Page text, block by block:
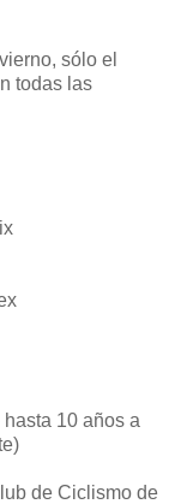
sólo el
todas las
10 años a
de Ciclismo de